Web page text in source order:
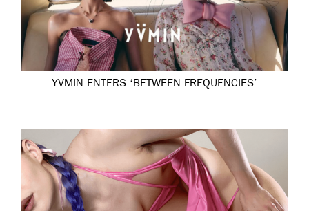
YVMIN ENTERS ‘BETWEEN FREQUENCIES’